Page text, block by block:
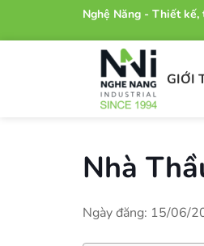
Nghệ Năng - Thiết
GIỚI
Nhà
Ngày đăng: 15/06/